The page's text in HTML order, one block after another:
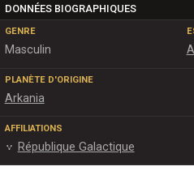
DONNÉES BIOGRAPHIQUES
GENRE
Masculin
PLANÈTE D'ORIGINE
Arkania
AFFILIATIONS
République Galactique